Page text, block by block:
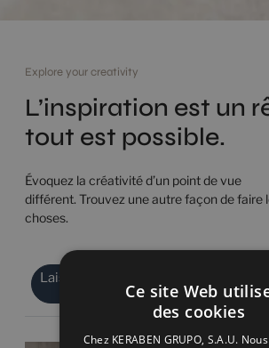
Explore your creativity
L’inspiration est un
tout est possible.
Évoquez la créativité d’un point de vue
différent. Trouvez une autre façon de faire
choses.
Laissez-vous inspirer par les
chambres
Ce site Web
des cookies
Chez KERABEN GRUPO, S.A.U.